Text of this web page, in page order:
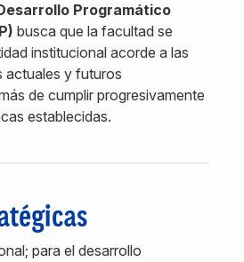
Programático
busca que la facultad se
institucional acorde a las
actuales y futuros
de cumplir progresivamente
establecidas.
para el desarrollo